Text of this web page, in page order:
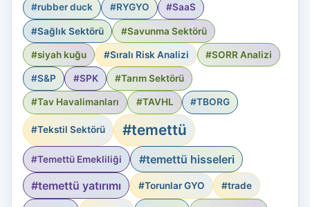
#rubber duck #RYGYO #SaaS
#Sağlık Sektörü #Savunma Sektörü
#siyah kuğu #Sıralı Risk Analizi #SORR Analizi
#S&P #SPK #Tarım Sektörü
#Tav Havalimanları #TAVHL #TBORG
#Tekstil Sektörü #temettü
#Temettü Emekliliği
#temettü hisseleri
#temettü yatırımı
#Torunlar GYO #trade